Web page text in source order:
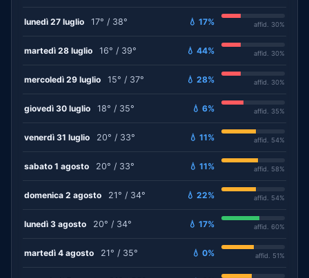
lunedì 27 luglio 17° / 38° 💧 17% affid. 30%
martedì 28 luglio 16° / 39° 💧 44% affid. 30%
mercoledì 29 luglio 15° / 37° 💧 28% affid. 30%
giovedì 30 luglio 18° / 35° 💧 6% affid. 35%
venerdì 31 luglio 20° / 33° 💧 11% affid. 54%
sabato 1 agosto 20° / 33° 💧 11% affid. 58%
domenica 2 agosto 21° / 34° 💧 22% affid. 54%
lunedì 3 agosto 20° / 34° 💧 17% affid. 60%
martedì 4 agosto 21° / 35° 💧 0% affid. 51%